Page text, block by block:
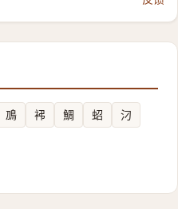
鳭 䘟 鯛 蛁
汈